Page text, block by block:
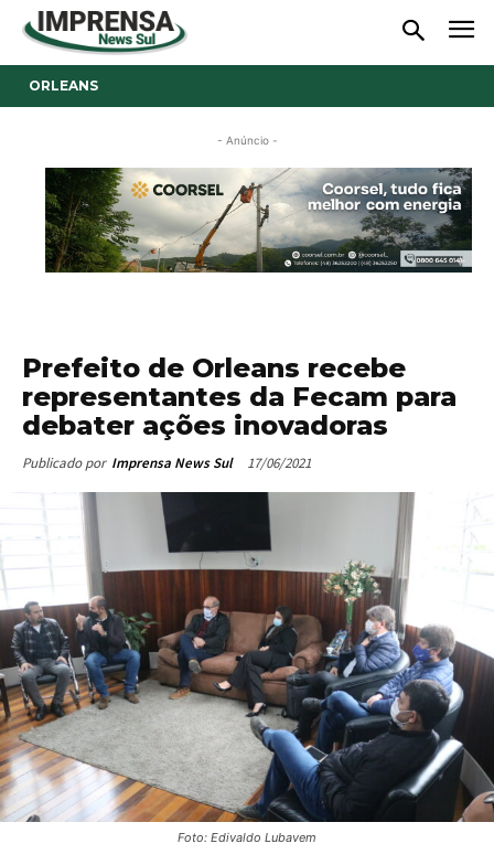
ORLEANS
- Anúncio -
Prefeito de Orleans recebe
representantes da Fecam para
debater ações inovadoras
Publicado por Imprensa News Sul 17/06/2021
Foto: Edivaldo Lubavem